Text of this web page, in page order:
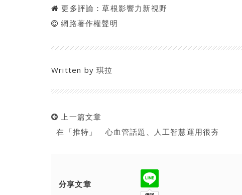
更多評論：草根影響力新視野
網路著作權聲明
Written by琪拉
上一篇文章
在「推特」 心血管話題、人工智慧運用很夯
分享文章